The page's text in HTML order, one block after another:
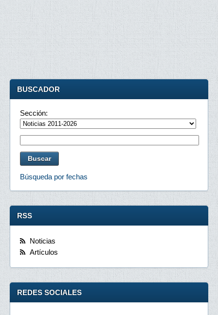
BUSCADOR
Sección:
Búsqueda por fechas
RSS
Noticias
Artículos
REDES SOCIALES